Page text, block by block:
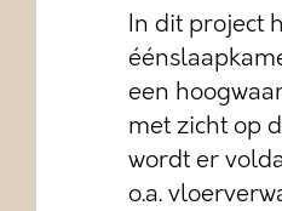
In dit project
een
met zicht op
wordt er
o.a.